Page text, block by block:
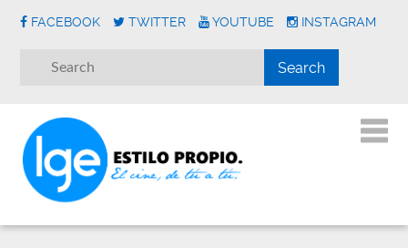
FACEBOOK TWITTER YOUTUBE INSTAGRAM